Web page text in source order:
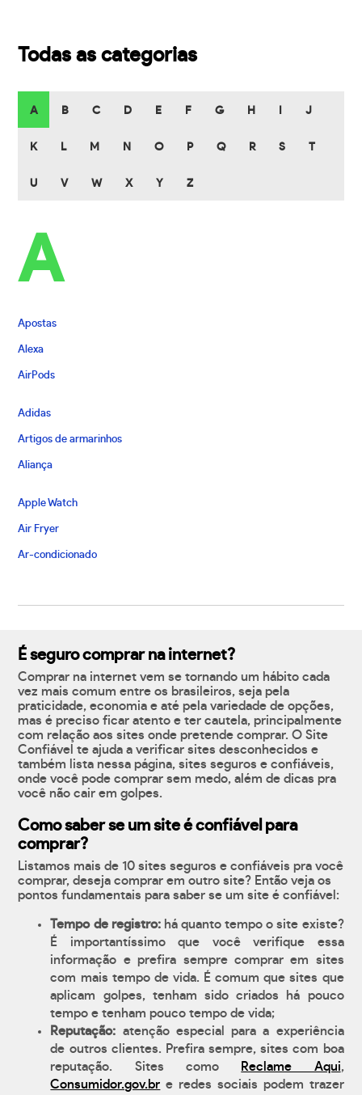
Todas as categorias
A B C D E F G H J
K L M N O P Q R S T
U V W X Y Z
A
Apostas
Alexa
AirPods
Adidas
Artigos de armarinhos
Aliança
Apple Watch
Air Fryer
Ar-condicionado
É seguro comprar na internet?
Comprar na internet vem se tornando um hábito cada
vez mais comum entre os brasileiros, seja pela
praticidade, economia e até pela variedade de opções,
mas é preciso ficar atento e ter cautela, principalmente
com relação aos sites onde pretende comprar. O Site
Confiável te ajuda a verificar sites desconhecidos e
também lista nessa página, sites seguros e confiáveis,
onde você pode comprar sem medo, além de dicas pra
você não cair em golpes.
Como saber se um site é confiável para
comprar?
Listamos mais de 10 sites seguros e confiáveis pra você
comprar, deseja comprar em outro site? Então veja os
pontos fundamentais para saber se um site é confiável:
Tempo de registro:há quanto tempo o site existe?
É importantíssimo que você verifique essa
informação e prefira sempre comprar em sites
com mais tempo de vida. É comum que sites que
aplicam golpes, tenham sido criados há pouco
tempo e tenham pouco tempo de vida;
Reputação: atenção especial para a experiência
de outros clientes. Prefira sempre, sites com boa
reputação. Sites como
Reclame Aqui,
Consumidor.gov.br e redes sociais podem trazer